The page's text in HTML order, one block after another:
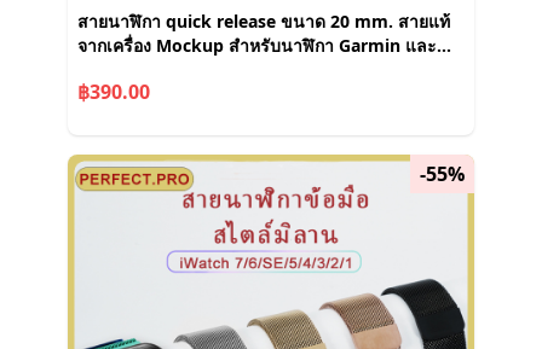
สายนาฬิกา quick release ขนาด 20 mm. สายแท้
จากเครื่อง Mockup สำหรับนาฬิกา Garmin และ
฿390.00
-55%